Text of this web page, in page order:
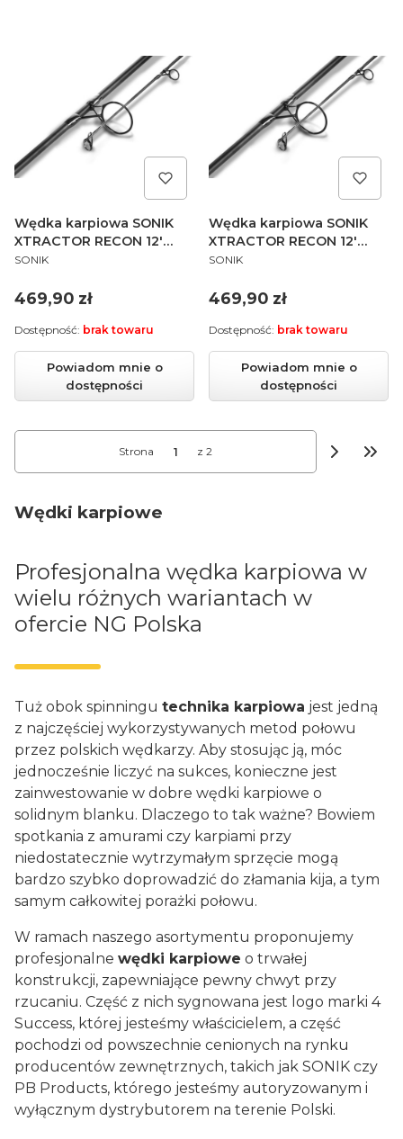
Wędka karpiowa SONIK
XTRACTOR RECON 12'
3.00LB
PRODUCENT
SONIK
Cena
469,90 zł
Powiadom mnie o
dostępności
Dostępność: brak towaru
Wędka karpiowa SONIK
XTRACTOR RECON 12'
3.25LB
PRODUCENT
SONIK
Cena
469,90 zł
Powiadom mnie o
dostępności
Dostępność: brak towaru
Strona z 2
Wędki karpiowe
Profesjonalna wędka karpiowa w
wielu różnych wariantach w
ofercie NG Polska
Tuż obok spinningu technika karpiowa jest jedną
z najczęściej wykorzystywanych metod połowu
przez polskich wędkarzy. Aby stosując ją, móc
jednocześnie liczyć na sukces, konieczne jest
zainwestowanie w dobre wędki karpiowe o
solidnym blanku. Dlaczego to tak ważne? Bowiem
spotkania z amurami czy karpiami przy
niedostatecznie wytrzymałym sprzęcie mogą
bardzo szybko doprowadzić do złamania kija, a tym
samym całkowitej porażki połowu.
W ramach naszego asortymentu proponujemy
profesjonalne wędki karpiowe o trwałej
konstrukcji, zapewniające pewny chwyt przy
rzucaniu. Część z nich sygnowana jest logo marki 4
Success, której jesteśmy właścicielem, a część
pochodzi od powszechnie cenionych na rynku
producentów zewnętrznych, takich jak SONIK czy
PB Products, którego jesteśmy autoryzowanym i
wyłącznym dystrybutorem na terenie Polski.